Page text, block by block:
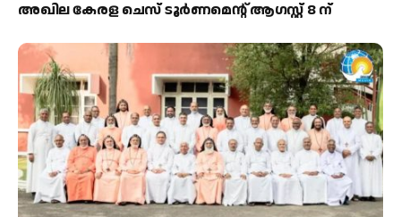
അഖില കേരള ചെസ് ടൂർണമെന്റ് ആഗസ്റ്റ് 8 ന്